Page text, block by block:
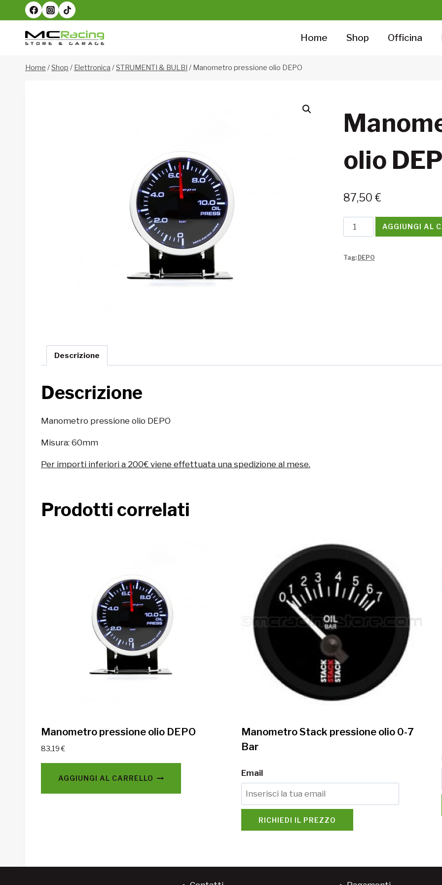
al
contenuto
Home Shop Officina
Home /Shop / Elettronica /STRUMENTI & BULBI / Manometro pressione olio DEPO
olio
87,50 €
Manometro
pressione
DEPO
AGGIUNGI AL
Tag: DEPO
Descrizione
Descrizione
Manometro pressione olio DEPO
Misura: 60mm
Per importi inferiori a 200€ viene effettuata una spedizione al mese.
Prodotti correlati
Manometro pressione olio DEPO
83,19€
AGGIUNGI AL CARRELLO
Manometro Stack pressione olio 0-7
Bar
Email
RICHIEDI IL PREZZO